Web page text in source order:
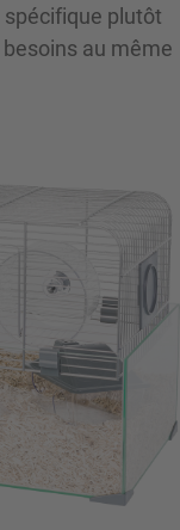
spécifique plutôt
au même